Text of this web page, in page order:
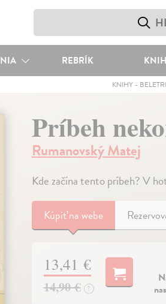
REBRÍK
KNIHY -
Príbeh
Rumanovský Matej
Kde začína tento príbeh? V
Kúpiťna webe
13,41 €
14,90 € ?